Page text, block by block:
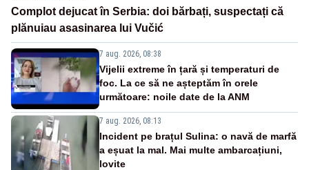
Complot dejucat în Serbia: doi bărbați, suspectați că
plănuiau asasinarea lui Vučić
7 aug. 2026, 08:38
Vijelii extreme în țară și temperaturi de
foc. La ce să ne așteptăm în orele
următoare: noile date de la ANM
7 aug. 2026, 08:13
Incident pe brațul Sulina: o navă de marfă
a eșuat la mal. Mai multe ambarcațiuni,
lovite